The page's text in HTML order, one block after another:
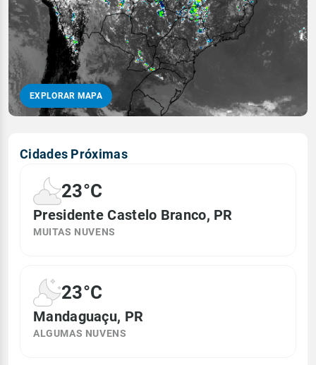
EXPLORAR MAPA
Cidades Próximas
23°C
Presidente Castelo Branco, PR
MUITAS NUVENS
23°C
Mandaguaçu, PR
ALGUMAS NUVENS